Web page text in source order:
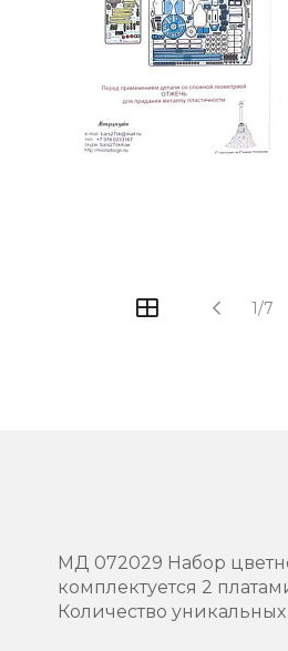
1/7
МД 072029 Набор
комплектуется 2
Количество